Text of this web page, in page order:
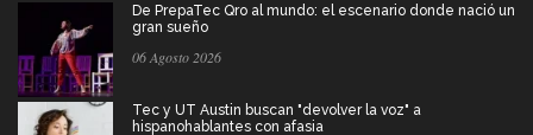
De PrepaTec Qro al mundo: el escenario donde nació un
gran sueño
06 Agosto 2026
Tec y UT Austin buscan "devolver la voz" a
hispanohablantes con afasia